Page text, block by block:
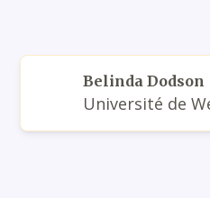
Belinda Dodson
Université de